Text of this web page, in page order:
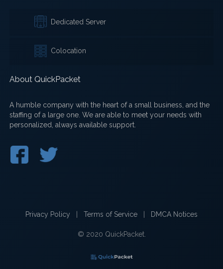
Dedicated Server
Colocation
About QuickPacket
A humble company with the heart of a small business, and the
staffing of a large one. We are able to meet your needs with
personalized, always available support.
Privacy Policy Terms of Service DMCA Notices
© 2020 QuickPacket.